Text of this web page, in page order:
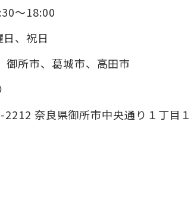
～18:00
日、祝日
御所市、葛城市、高田市
2212 奈良県御所市中央通り１丁目１